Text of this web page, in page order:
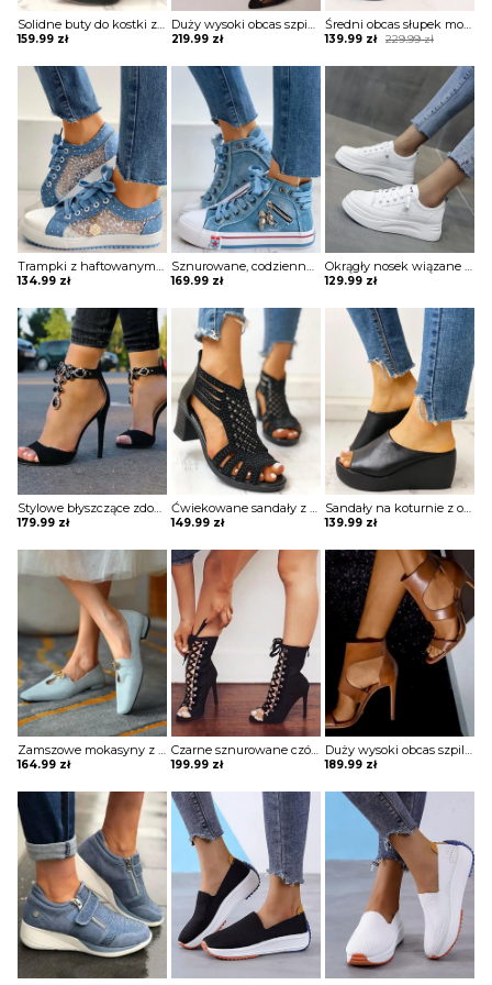
Solidne buty do kostki z zapinanymi na zamek noskami Jovan
159.99 zł
Duży wysoki obcas szpic przeźroczyste koronka modne wiązanie eleganckie damskie buty sandały szpilki Noga
219.99 zł
Średni obcas słupek modne jednolite causal zapięcie pasek damskie sandałki buty czółenka Darelle
229.99zł
Original
was:
139.99 zł
Current
is:
Trampki z haftowanym wzorem kwiatowym Margeaux
134.99 zł
Sznurowane, codzienne trampki z zamkiem w kształcie szkieletu Najla
169.99 zł
Okrągły nosek wiązane sznurowane wysokie trampki sportowe damskie buty Jodine
129.99 zł
Stylowe błyszczące zdobione szpilki Carlynne
179.99 zł
Ćwiekowane sandały z grubymi ćwiekami Mery
149.99 zł
Sandały na koturnie z odkrytymi palcami Hayna
139.99 zł
Zamszowe mokasyny z kwadratowymi noskami wsuwane Vinciane
164.99 zł
Czarne sznurowane czółenka z odkrytymi palcami zapinane na zamek Chavah
199.99 zł
Duży wysoki obcas szpilka paski odkryte palce eleganckie kobiece buty sandałki szpilki Madelen
189.99 zł